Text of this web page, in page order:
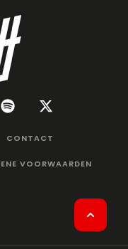
CONTACT
VOORWAARDEN